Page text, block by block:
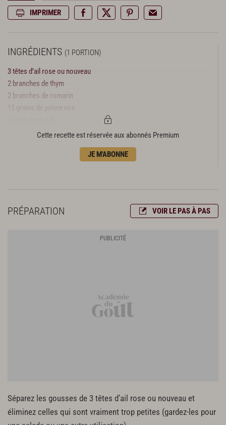
IMPRIMER
INGRÉDIENTS (1 PORTION)
3 têtes d’ail rose ou nouveau
2 branches de thym
2 branches de romarin
15 grains de poivre noir
Huile d’oliveCette recette est réservée aux abonnés Premium
JE M'ABONNE
PRÉPARATION VOIR LE PAS À PAS
Séparez les gousses de 3 têtes d’ail rose ou nouveau et
éliminez celles qui sont vraiment trop petites (gardez-les pour